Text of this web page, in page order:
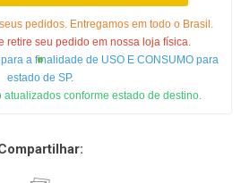
pedidos. Entregamos em todo o Brasil.
retire seu pedido em nossa loja física.
a finalidade de USO E CONSUMO para
estado de SP.
conforme estado de destino.